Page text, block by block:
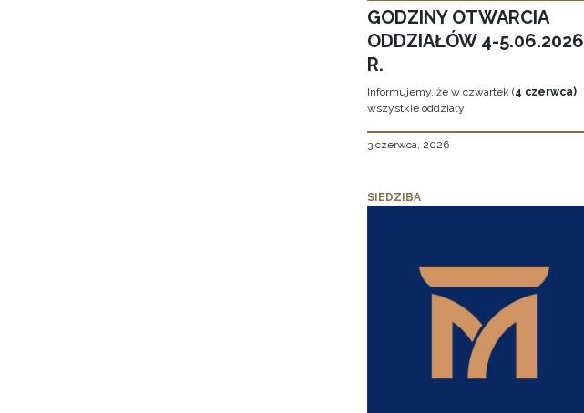
GODZINY OTWARCIA
ODDZIAŁÓW 4-5.06.2026
R.
Informujemy, że w czwartek (4 czerwca)
wszystkie oddziały
3 czerwca, 2026
SIEDZIBA